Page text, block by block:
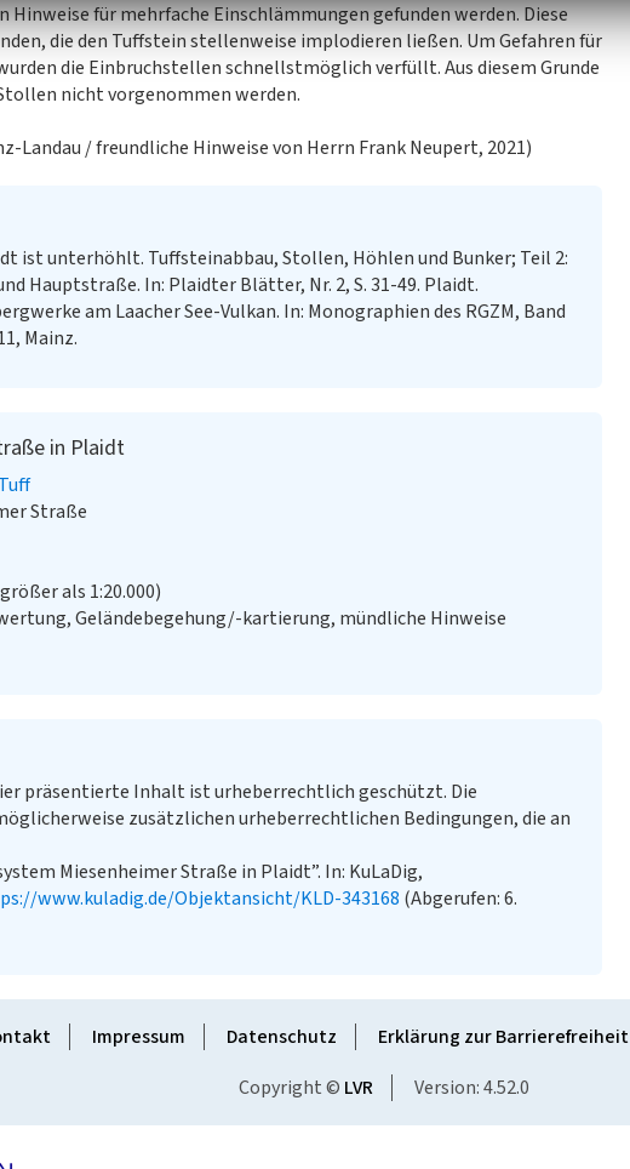
für mehrfache Einschlämmungen gefunden werden. Diese
die den Tuffstein stellenweise implodieren ließen. Um Gefahren für
die Einbruchstellen schnellstmöglich verfüllt. Aus diesem Grunde
nicht vorgenommen werden.
Landau / freundliche Hinweise von Herrn Frank Neupert, 2021)
ist unterhöhlt. Tuffsteinabbau, Stollen, Höhlen und Bunker; Teil 2:
Hauptstraße. In: Plaidter Blätter, Nr. 2, S. 31-49. Plaidt.
am Laacher See-Vulkan. In: Monographien des RGZM, Band
Mainz.
in Plaidt
Tuff
Straße
als 1:20.000)
Geländebegehung/-kartierung, mündliche Hinweise
präsentierte Inhalt ist urheberrechtlich geschützt. Die
zusätzlichen urheberrechtlichen Bedingungen, die an
Miesenheimer Straße in Plaidt”. In: KuLaDig,
www.kuladig.de/Objektansicht/KLD-343168 (Abgerufen: 6.
Impressum Datenschutz Erklärung zur Barrierefreiheit
Copyright © LVR Version: 4.52.0